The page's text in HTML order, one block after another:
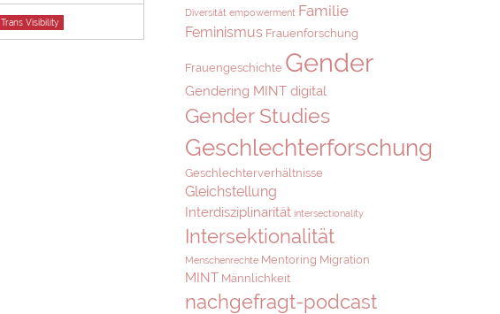
Trans Visibility
Diversität empowerment Familie
Feminismus Frauenforschung
Frauengeschichte Gender
Gendering MINT digital
Gender Studies
Geschlechterforschung
Geschlechterverhältnisse
Gleichstellung
Interdisziplinarität intersectionality
Intersektionalität
Menschenrechte Mentoring Migration
MINT Männlichkeit
nachgefragt-podcast